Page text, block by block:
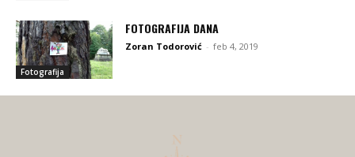
Fotografija
FOTOGRAFIJA DANA
Zoran Todorović - feb 4, 2019